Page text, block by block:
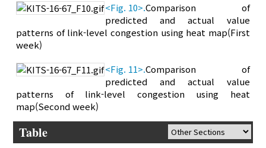
<Fig. 10>.Comparison of
predicted and actual value
patterns of link-level congestion using heat map(First
week)
<Fig. 11>.Comparison of
predicted and actual value
patterns of link-level congestion using heat
map(Second week)
Table